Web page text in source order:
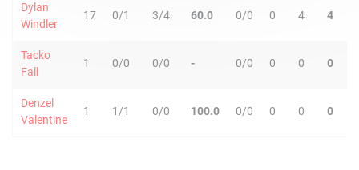
Dylan
Windler
17 0/1 3/4 60.0 0/0 0 4 4
Tacko
Fall
1 0/0 0/0 - 0/0 0 0 0
Denzel
Valentine
1 1/1 0/0 100.0 0/0 0 0 0